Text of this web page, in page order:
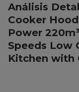
Análisis
Cooker
Power
Speeds Low
Kitchen with